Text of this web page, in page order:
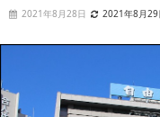
2021年8月28日 2021年8月29